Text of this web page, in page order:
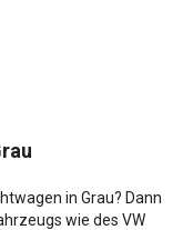
in Grau? Dann
wie des VW